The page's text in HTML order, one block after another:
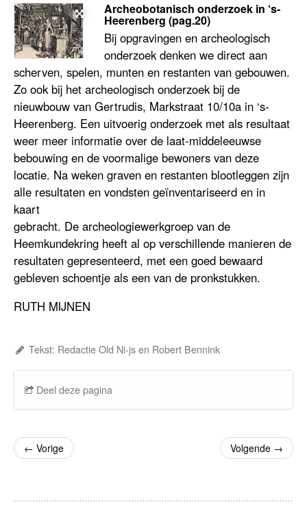
Archeobotanisch onderzoek in ‘s-
Heerenberg (pag.20)
Bij opgravingen en archeologisch
onderzoek denken we direct aan
scherven, spelen, munten en restanten van gebouwen.
Zo ook bij het archeologisch onderzoek bij de
nieuwbouw van Gertrudis, Markstraat 10/10a in ‘s-
Heerenberg. Een uitvoerig onderzoek met als resultaat
weer meer informatie over de laat-middeleeuwse
bebouwing en de voormalige bewoners van deze
locatie. Na weken graven en restanten blootleggen zijn
alle resultaten en vondsten geïnventariseerd en in
kaart
gebracht. De archeologiewerkgroep van de
Heemkundekring heeft al op verschillende manieren de
resultaten gepresenteerd, met een goed bewaard
gebleven schoentje als een van de pronkstukken.
RUTH MIJNEN
Tekst: Redactie Old Ni-js en Robert Bennink
Deel deze pagina
← Vorige Volgende →